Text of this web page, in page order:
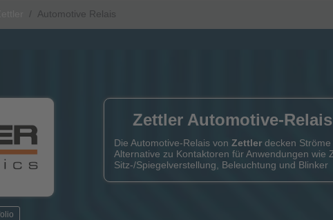
Automotive Relais
Zettler Automotive-
Die Automotive-Relais von Zettler decken ­Ströme
Alternative zu Kontaktoren für Anwendungen wie
Sitz-/Spiegelverstellung, Beleuchtung und Blinker